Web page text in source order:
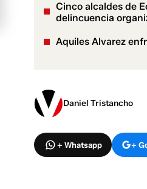
Cinco alcaldes de
delincuencia
Aquiles Alvarez
Daniel Tristancho
+ Whatsapp +